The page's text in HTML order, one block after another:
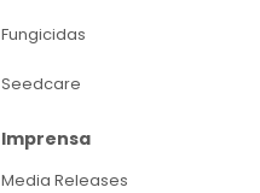
Fungicidas
Seedcare
Imprensa
Media Releases